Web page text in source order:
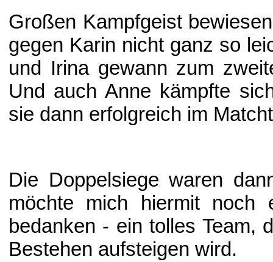
Großen Kampfgeist
gegen Karin nicht ganz so
und Irina gewann zum
Und auch Anne kämpfte
sie dann erfolgreich im
Die Doppelsiege waren
möchte mich hiermit noch
bedanken - ein tolles Team,
Bestehen aufsteigen wird.